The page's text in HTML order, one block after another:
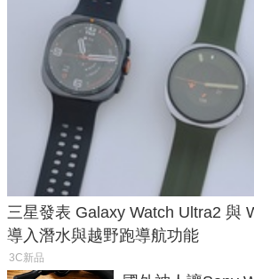
三星發表 Galaxy Watch Ultra2 與
導入潛水與越野跑導航功能
3C新品